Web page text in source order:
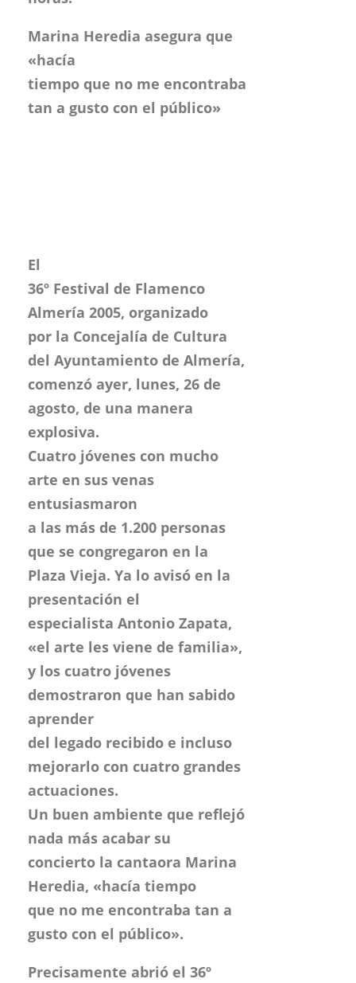
Marina Heredia asegura que
«hacía
tiempo que no me encontraba
tan a gusto con el público»
comenzó ayer, lunes, 26 de
agosto, de una manera
explosiva.
Cuatro jóvenes con mucho
arte en sus venas
entusiasmaron
a las más de 1.200 personas
que se congregaron en la
Plaza Vieja. Ya lo avisó en la
presentación el
especialista Antonio Zapata,
«el arte les viene de familia»,
y los cuatro jóvenes
demostraron que han sabido
aprender
del legado recibido e incluso
mejorarlo con cuatro grandes
actuaciones.
Un buen ambiente que reflejó
nada más acabar su
concierto la cantaora Marina
Heredia, «hacía tiempo
que no me encontraba tan a
gusto con el público».
Precisamente abrió el 36º
Festival de Flamenco
Almería 2005 la popular
cantaora Marina Heredia, que
dio un recital de buen hacer
con las alegrías, seguiriyas,